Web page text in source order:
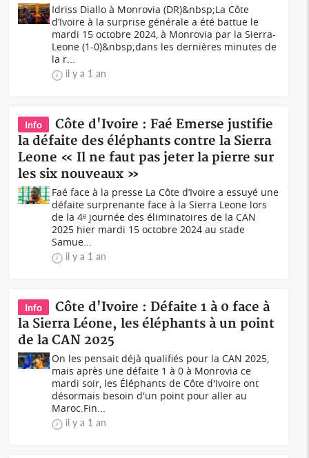
Idriss Diallo à Monrovia (DR)&nbsp;La Côte
d’Ivoire à la surprise générale a été battue le
mardi 15 octobre 2024, à Monrovia par la Sierra-
Leone (1-0)&nbsp;dans les dernières minutes de
la r...
il y a 1 an
Info
Côte d'Ivoire : Faé Emerse justifie
la défaite des éléphants contre la Sierra
Leone « Il ne faut pas jeter la pierre sur
les six nouveaux »
Faé face à la presse La Côte d’Ivoire a essuyé une
défaite surprenante face à la Sierra Leone lors
de la 4ᵉ journée des éliminatoires de la CAN
2025 hier mardi 15 octobre 2024 au stade
Samue...
il y a 1 an
Info
Côte d'Ivoire : Défaite 1 à 0 face à
la Sierra Léone, les éléphants à un point
de la CAN 2025
On les pensait déjà qualifiés pour la CAN 2025,
mais après une défaite 1 à 0 à Monrovia ce
mardi soir, les Éléphants de Côte d'Ivoire ont
désormais besoin d'un point pour aller au
Maroc.Fin...
il y a 1 an